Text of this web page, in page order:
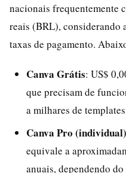
nacionais frequentemente
reais (BRL), considerando
taxas de pagamento.
Canva Grátis: US$
que precisam de
a milhares de
Canva Pro (individual)
equivale a
anuais, dependendo